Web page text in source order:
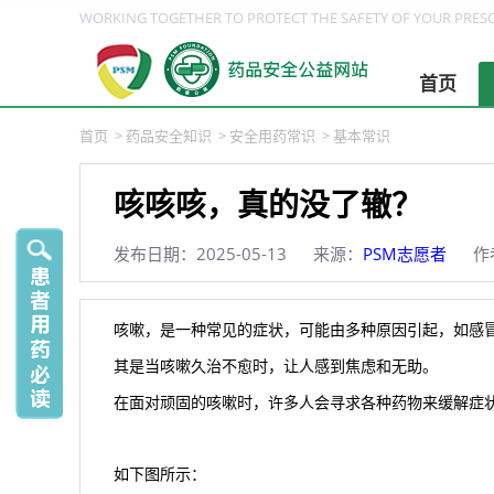
WORKING TOGETHER TO PROTECT THE SAFETY OF YOUR
首页
首页 > 药品安全知识 > 安全用药常识 >基本常识
咳咳咳，真的没了辙？
发布日期：2025-05-13 来源： PSM志愿者 作
咳嗽，是一种常见的症状，可能由多种原因引起，如
其是当咳嗽久治不愈时，让人感到焦虑和无助。
在面对顽固的咳嗽时，许多人会寻求各种药物来缓解
如下图所示：